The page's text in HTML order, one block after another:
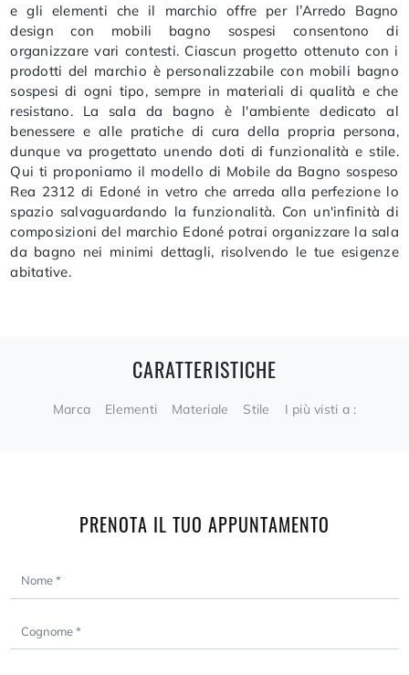
e gli elementi che il marchio offre per l’Arredo Bagno
design con mobili bagno sospesi consentono di
organizzare vari contesti. Ciascun progetto ottenuto con i
prodotti del marchio è personalizzabile con mobili bagno
sospesi di ogni tipo, sempre in materiali di qualità e che
resistano. La sala da bagno è l'ambiente dedicato al
benessere e alle pratiche di cura della propria persona,
dunque va progettato unendo doti di funzionalità e stile.
Qui ti proponiamo il modello di Mobile da Bagno sospeso
Rea 2312 di Edoné in vetro che arreda alla perfezione lo
spazio salvaguardando la funzionalità. Con un'infinità di
composizioni del marchio Edoné potrai organizzare la sala
da bagno nei minimi dettagli, risolvendo le tue esigenze
abitative.
CARATTERISTICHE
Marca Elementi Materiale Stile I più visti a :
PRENOTA IL TUO APPUNTAMENTO